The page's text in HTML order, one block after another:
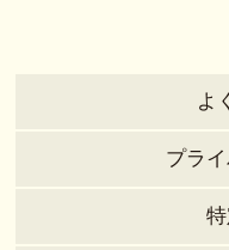
よ
プラ